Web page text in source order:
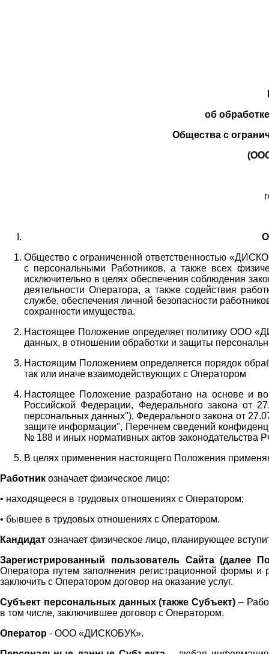
об
Общества с
Общество с ограниченной ответственностью
с персональными Работников, а также всех
исключительно в целях обеспечения соблюдения
деятельности Оператора,а также содействия
службе, обеспечения личной безопасности
сохранности имущества.
Настоящее Положение определяет политику ООО
данных, в отношении обработки и защиты
Настоящим Положением определяется порядок
так или иначе взаимодействующих с Оператором
Настоящее Положение разработано на основе и во
Российской Федерации, Федерального закона
персональных данных"), Федерального закона от
защите информации", Перечнем сведений
№ 188 и иных нормативных актов законодательства
В целях применения настоящего Положения
Работник означает физическое лицо:
• находящееся в трудовых отношениях с Оператором;
• бывшее в трудовых отношениях с Оператором.
Кандидат означает физическое лицо, планирующее
Зарегистрированный пользователь Сайта (далее
Оператора путем заполнения регистрационной формы и
заключить с Оператором договор на оказание услуг.
Субъект персональных данных (также Субъект) –
в том числе, заключившее договор с Оператором.
Оператор - ООО «ДИСКОБУК».